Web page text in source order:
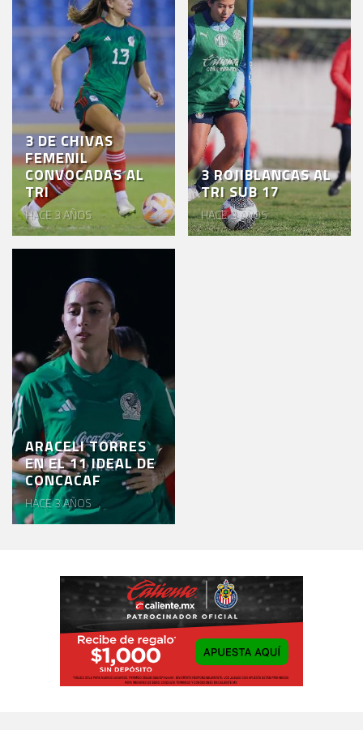
AKRON
TOUR
ESTADIO
AKRON
3 DE CHIVAS
FEMENIL
CONVOCADAS AL
TRI
HACE 3 AÑOS
3 ROJIBLANCAS AL
TRI SUB 17
HACE 3 AÑOS
ARACELI TORRES
EN EL 11 IDEAL DE
CONCACAF
HACE 3 AÑOS